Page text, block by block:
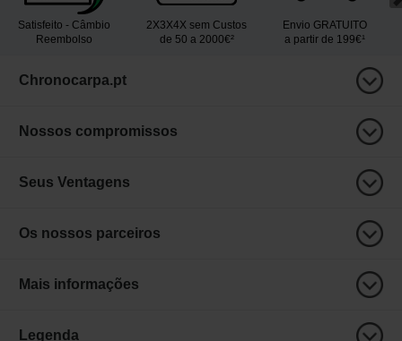
Satisfeito - Câmbio
Reembolso
2X3X4X sem Custos
de 50 a 2000€²
Envio GRATUITO
a partir de 199€¹
Chronocarpa.pt
Nossos compromissos
Seus Ventagens
Os nossos parceiros
Mais informações
Legenda